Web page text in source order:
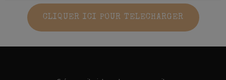
CLIQUER ICI POUR TELECHARGER